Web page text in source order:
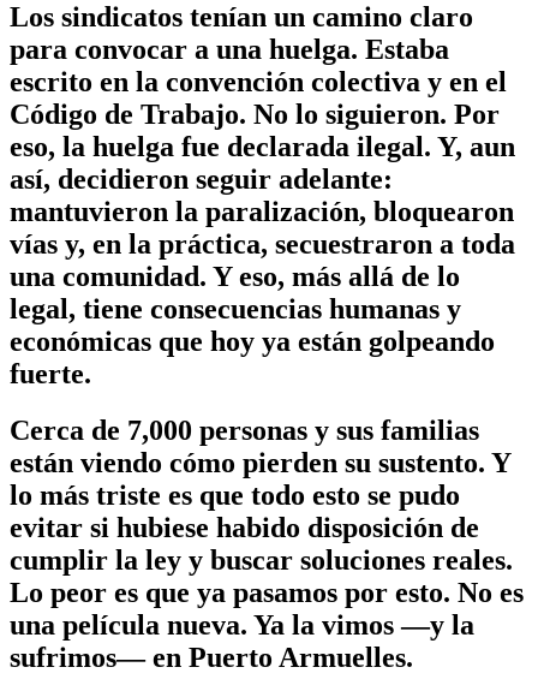
Los sindicatos tenían un camino claro
para convocar a una huelga. Estaba
escrito en la convención colectiva y en el
Código de Trabajo. No lo siguieron. Por
eso, la huelga fue declarada ilegal. Y, aun
así, decidieron seguir adelante:
mantuvieron la paralización, bloquearon
vías y, en la práctica, secuestraron a toda
una comunidad. Y eso, más allá de lo
legal, tiene consecuencias humanas y
económicas que hoy ya están golpeando
fuerte.
Cerca de 7,000 personas y sus familias
están viendo cómo pierden su sustento. Y
lo más triste es que todo esto se pudo
evitar si hubiese habido disposición de
cumplir la ley y buscar soluciones reales.
Lo peor es que ya pasamos por esto. No es
una película nueva. Ya la vimos —y la
sufrimos— en Puerto Armuelles.